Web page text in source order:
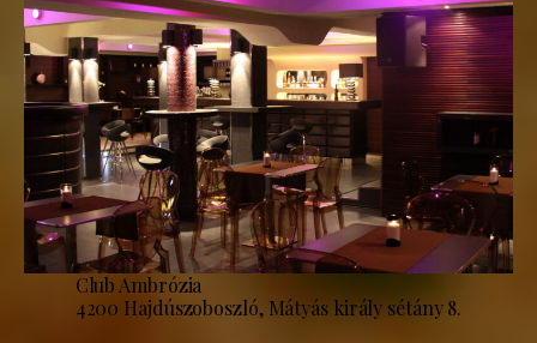
Club Ambrózia
4200 Hajdúszoboszló, Mátyás király sétány 8.